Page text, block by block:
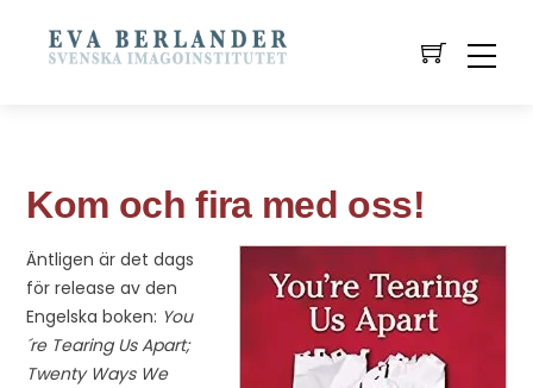
Kom och fira med oss!
Äntligen är det dags
för release av den
Engelska boken: You
´re Tearing Us Apart;
Twenty Ways We